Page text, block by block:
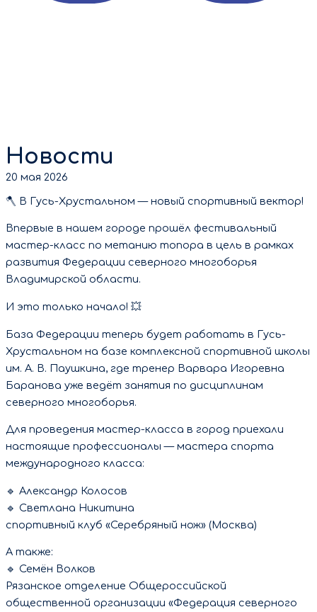
Новости
20 мая 2026
🪓 В Гусь-Хрустальном — новый спортивный вектор!
Впервые в нашем городе прошёл фестивальный
мастер-класс по метанию топора в цель в рамках
развития Федерации северного многоборья
Владимирской области.
И это только начало! 💥
База Федерации теперь будет работать в Гусь-
Хрустальном на базе комплексной спортивной школы
им. А. В. Паушкина, где тренер Варвара Игоревна
Баранова уже ведёт занятия по дисциплинам
северного многоборья.
Для проведения мастер-класса в город приехали
настоящие профессионалы — мастера спорта
международного класса:
🔹 Александр Колосов
🔹 Светлана Никитина
спортивный клуб «Серебряный нож» (Москва)
А также:
🔹 Семён Волков
Рязанское отделение Общероссийской
общественной организации «Федерация северного